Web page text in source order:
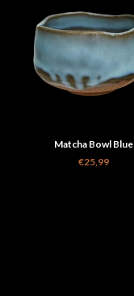
Matcha Bowl Blue
€25,99